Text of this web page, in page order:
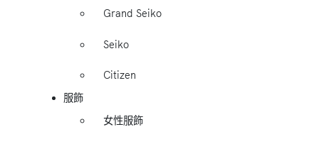
Grand Seiko
Seiko
Citizen
服飾
女性服飾